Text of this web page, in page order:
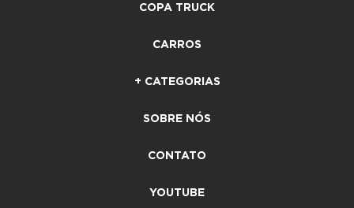
COPA TRUCK
CARROS
+ CATEGORIAS
SOBRE NÓS
CONTATO
YOUTUBE